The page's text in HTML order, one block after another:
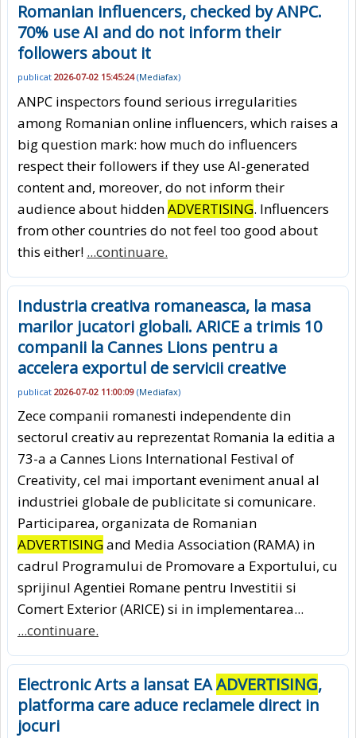
Romanian influencers, checked by ANPC.
70% use AI and do not inform their
followers about it
publicat 2026-07-02 15:45:24(Mediafax)
ANPC inspectors found serious irregularities
among Romanian online influencers, which raises a
big question mark: how much do influencers
respect their followers if they use AI-generated
content and, moreover, do not inform their
audience about hiddenADVERTISING. Influencers
from other countries do not feel too good about
this either! ...continuare.
Industria creativa romaneasca, la masa
marilor jucatori globali. ARICE a trimis 10
companii la Cannes Lions pentru a
accelera exportul de servicii creative
publicat 2026-07-02 11:00:09 (Mediafax)
Zece companii romanesti independente din
sectorul creativ au reprezentat Romania la editia a
73-a a Cannes Lions International Festival of
Creativity, cel mai important eveniment anual al
industriei globale de publicitate si comunicare.
Participarea, organizata de Romanian
ADVERTISINGand Media Association (RAMA) in
cadrul Programului de Promovare a Exportului, cu
sprijinul Agentiei Romane pentru Investitii si
Comert Exterior (ARICE) si in implementarea...
...continuare.
Electronic Arts a lansat EAADVERTISING,
platforma care aduce reclamele direct in
jocuri